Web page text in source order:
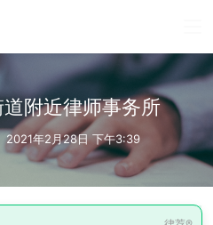
附近律师事务所
2021年2月28日 下午3:39